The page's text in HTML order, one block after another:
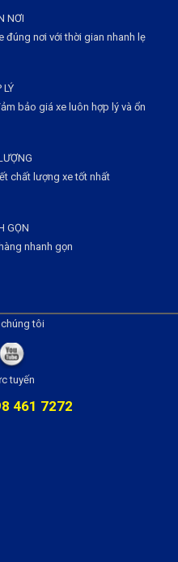
NƠI
đúng nơi với thời gian nhanh lẹ
LÝ
bảo giá xe luôn hợp lý và ổn
chất lượng xe tốt nhất
GỌN
nhanh gọn
tôi
tuyến
461 7272